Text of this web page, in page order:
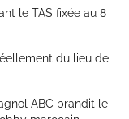
le TAS fixée au 8
du lieu de
ABC brandit le